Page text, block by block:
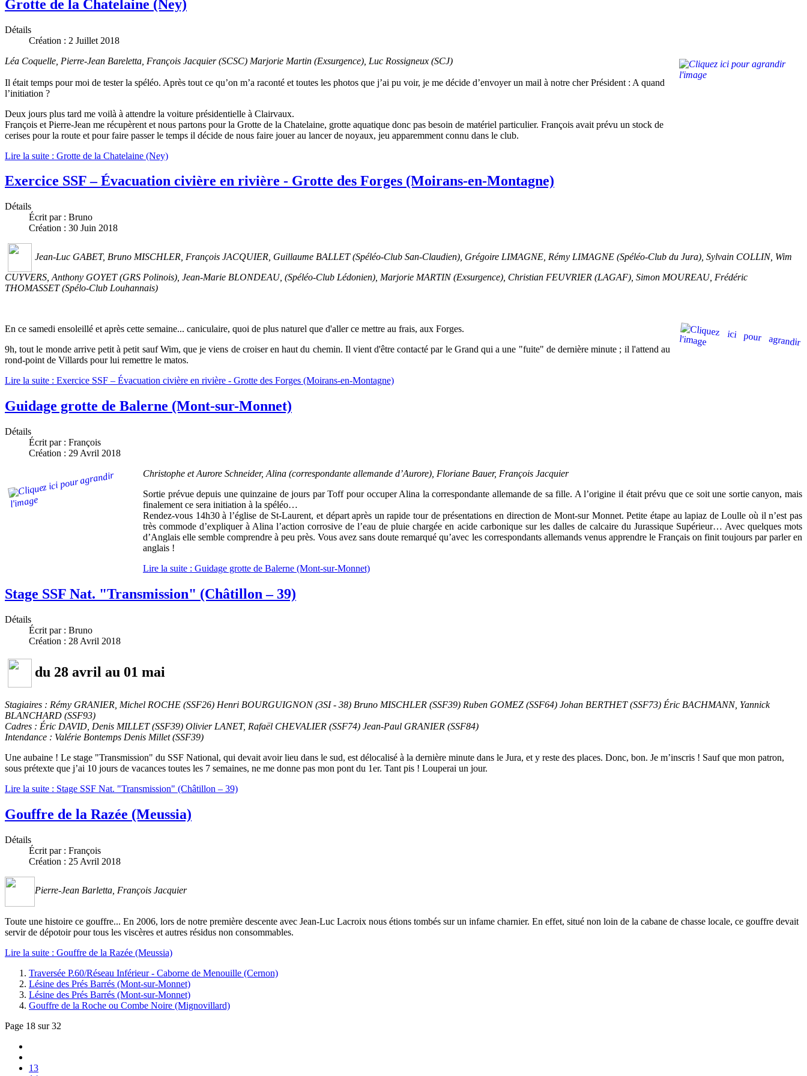
Grotte de la Chatelaine (Ney)
Détails
Création : 2 Juillet 2018
Léa Coquelle, Pierre-Jean Bareletta, François Jacquier (SCSC) Marjorie Martin (Exsurgence), Luc Rossigneux (SCJ)
Il était temps pour moi de tester la spéléo. Après tout ce qu’on m’a raconté et toutes les photos que j’ai pu voir, je me décide d’envoyer un mail à notre cher Président : A quand
l’initiation ?
Deux jours plus tard me voilà à attendre la voiture présidentielle à Clairvaux.
François et Pierre-Jean me récupèrent et nous partons pour la Grotte de la Chatelaine, grotte aquatique donc pas besoin de matériel particulier. François avait prévu un stock de
cerises pour la route et pour faire passer le temps il décide de nous faire jouer au lancer de noyaux, jeu apparemment connu dans le club.
Lire la suite : Grotte de la Chatelaine (Ney)
Exercice SSF – Évacuation civière en rivière - Grotte des Forges (Moirans-en-Montagne)
Détails
Écrit par : Bruno
Création : 30 Juin 2018
Jean-Luc GABET, Bruno MISCHLER, François JACQUIER, Guillaume BALLET (Spéléo-Club San-Claudien), Grégoire LIMAGNE, Rémy LIMAGNE (Spéléo-Club du Jura), Sylvain COLLIN, Wim
CUYVERS, Anthony GOYET (GRS Polinois), Jean-Marie BLONDEAU, (Spéléo-Club Lédonien), Marjorie MARTIN (Exsurgence), Christian FEUVRIER (LAGAF), Simon MOUREAU, Frédéric
THOMASSET (Spélo-Club Louhannais)
En ce samedi ensoleillé et après cette semaine... caniculaire, quoi de plus naturel que d'aller ce mettre au frais, aux Forges.
9h, tout le monde arrive petit à petit sauf Wim, que je viens de croiser en haut du chemin. Il vient d'être contacté par le Grand qui a une "fuite" de dernière minute ; il l'attend au
rond-point de Villards pour lui remettre le matos.
Lire la suite : Exercice SSF – Évacuation civière en rivière - Grotte des Forges (Moirans-en-Montagne)
Guidage grotte de Balerne (Mont-sur-Monnet)
Détails
Écrit par : François
Création : 29 Avril 2018
Christophe et Aurore Schneider, Alina (correspondante allemande d’Aurore), Floriane Bauer, François Jacquier
Sortie prévue depuis une quinzaine de jours par Toff pour occuper Alina la correspondante allemande de sa fille. A l’origine il était prévu que ce soit une sortie canyon, mais
finalement ce sera initiation à la spéléo…
Rendez-vous 14h30 à l’église de St-Laurent, et départ après un rapide tour de présentations en direction de Mont-sur Monnet. Petite étape au lapiaz de Loulle où il n’est pas
très commode d’expliquer à Alina l’action corrosive de l’eau de pluie chargée en acide carbonique sur les dalles de calcaire du Jurassique Supérieur… Avec quelques mots
d’Anglais elle semble comprendre à peu près. Vous avez sans doute remarqué qu’avec les correspondants allemands venus apprendre le Français on finit toujours par parler en
anglais !
Lire la suite : Guidage grotte de Balerne (Mont-sur-Monnet)
Stage SSF Nat. "Transmission" (Châtillon – 39)
Détails
Écrit par : Bruno
Création : 28 Avril 2018
du 28 avril au 01 mai
Stagiaires : Rémy GRANIER, Michel ROCHE (SSF26) Henri BOURGUIGNON (3SI - 38) Bruno MISCHLER (SSF39) Ruben GOMEZ (SSF64) Johan BERTHET (SSF73) Éric BACHMANN, Yannick
BLANCHARD (SSF93)
Cadres : Éric DAVID, Denis MILLET (SSF39) Olivier LANET, Rafaël CHEVALIER (SSF74) Jean-Paul GRANIER (SSF84)
Intendance : Valérie Bontemps Denis Millet (SSF39)
Une aubaine ! Le stage "Transmission" du SSF National, qui devait avoir lieu dans le sud, est délocalisé à la dernière minute dans le Jura, et y reste des places. Donc, bon. Je m’inscris ! Sauf que mon patron,
sous prétexte que j’ai 10 jours de vacances toutes les 7 semaines, ne me donne pas mon pont du 1er. Tant pis ! Louperai un jour.
Lire la suite : Stage SSF Nat. "Transmission" (Châtillon – 39)
Gouffre de la Razée (Meussia)
Détails
Écrit par : François
Création : 25 Avril 2018
Pierre-Jean Barletta, François Jacquier
Toute une histoire ce gouffre... En 2006, lors de notre première descente avec Jean-Luc Lacroix nous étions tombés sur un infame charnier. En effet, situé non loin de la cabane de chasse locale, ce gouffre devait
servir de dépotoir pour tous les viscères et autres résidus non consommables.
Lire la suite : Gouffre de la Razée (Meussia)
Traversée P.60/Réseau Inférieur - Caborne de Menouille (Cernon)
Lésine des Prés Barrés (Mont-sur-Monnet)
Lésine des Prés Barrés (Mont-sur-Monnet)
Gouffre de la Roche ou Combe Noire (Mignovillard)
Page 18 sur 32
13